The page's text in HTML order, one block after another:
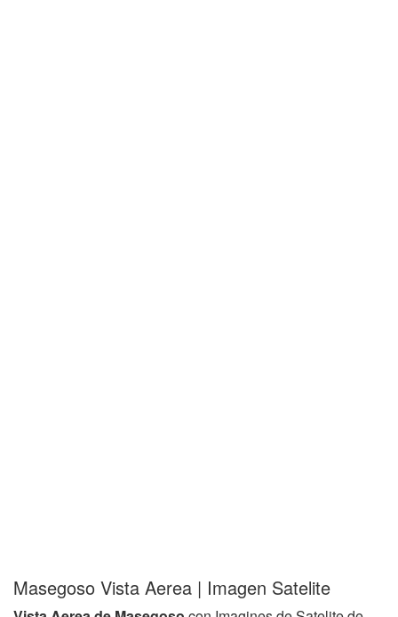
Masegoso Vista Aerea | Imagen Satelite